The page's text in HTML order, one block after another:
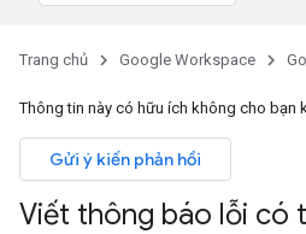
Trang chủ Google Workspace
Thông tin này có hữu ích không cho bạn
Gửi ý kiến phản hồi
Viết thông báo lỗi có